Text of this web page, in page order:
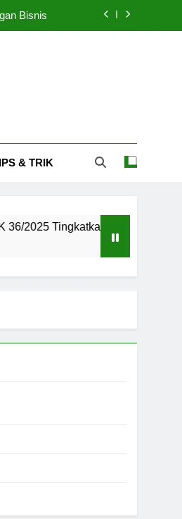
Bisnis
4 Jam
& TRIK
Ekosistem Asuransi